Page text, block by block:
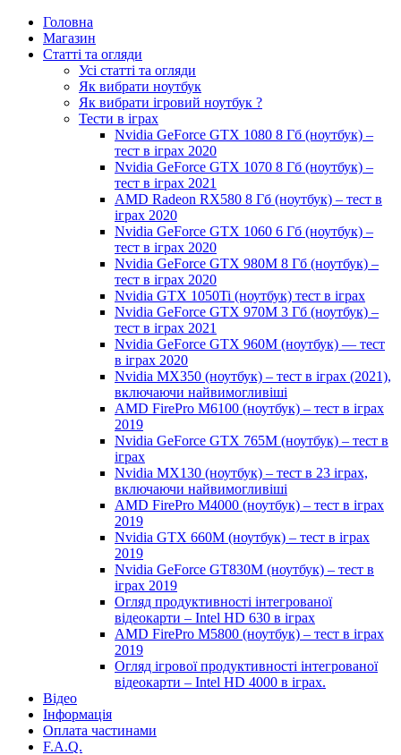
Головна
Магазин
Статті та огляди
Усі статті та огляди
Як вибрати ноутбук
Як вибрати ігровий ноутбук ?
Тести в іграх
Nvidia GeForce GTX 1080 8 Гб (ноутбук) –
тест в іграх 2020
Nvidia GeForce GTX 1070 8 Гб (ноутбук) –
тест в іграх 2021
AMD Radeon RX580 8 Гб (ноутбук) – тест в
іграх 2020
Nvidia GeForce GTX 1060 6 Гб (ноутбук) –
тест в іграх 2020
Nvidia GeForce GTX 980M 8 Гб (ноутбук) –
тест в іграх 2020
Nvidia GTX 1050Ti (ноутбук) тест в іграх
Nvidia GeForce GTX 970M 3 Гб (ноутбук) –
тест в іграх 2021
Nvidia GeForce GTX 960M (ноутбук) — тест
в іграх 2020
Nvidia MX350 (ноутбук) – тест в іграх (2021),
включаючи найвимогливіші
AMD FirePro M6100 (ноутбук) – тест в іграх
2019
Nvidia GeForce GTX 765M (ноутбук) – тест в
іграх
Nvidia MX130 (ноутбук) – тест в 23 іграх,
включаючи найвимогливіші
AMD FirePro M4000 (ноутбук) – тест в іграх
2019
Nvidia GTX 660M (ноутбук) – тест в іграх
2019
Nvidia GeForce GT830M (ноутбук) – тест в
іграх 2019
Огляд продуктивності інтегрованої
відеокарти – Intel HD 630 в іграх
AMD FirePro M5800 (ноутбук) – тест в іграх
2019
Огляд ігрової продуктивності інтегрованої
відеокарти – Intel HD 4000 в іграх.
Відео
Інформація
Оплата частинами
F.A.Q.